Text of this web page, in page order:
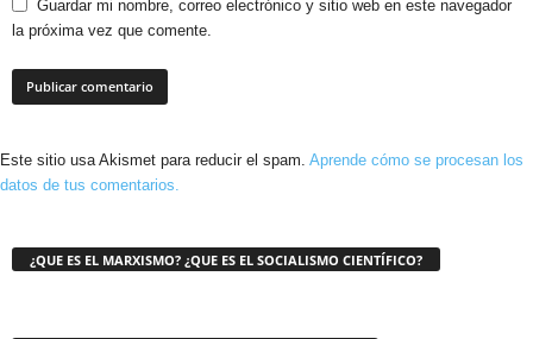
Guardar mi nombre, correo electrónico y sitio web en este navegador
la próxima vez que comente.
Este sitio usa Akismet para reducir el spam. Aprende cómo se procesan los
datos de tus comentarios.
¿QUE ES EL MARXISMO? ¿QUE ES EL SOCIALISMO CIENTÍFICO?